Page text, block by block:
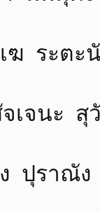
ตะนั
ะ สุวั
ะวัง